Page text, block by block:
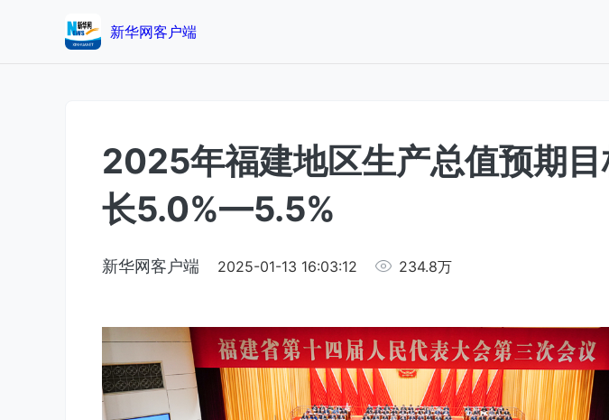
新华网客户端
2025年福建地区生产总值预期
长5.0%—5.5%
新华网客户端 2025-01-13 16:03:12 234.8万